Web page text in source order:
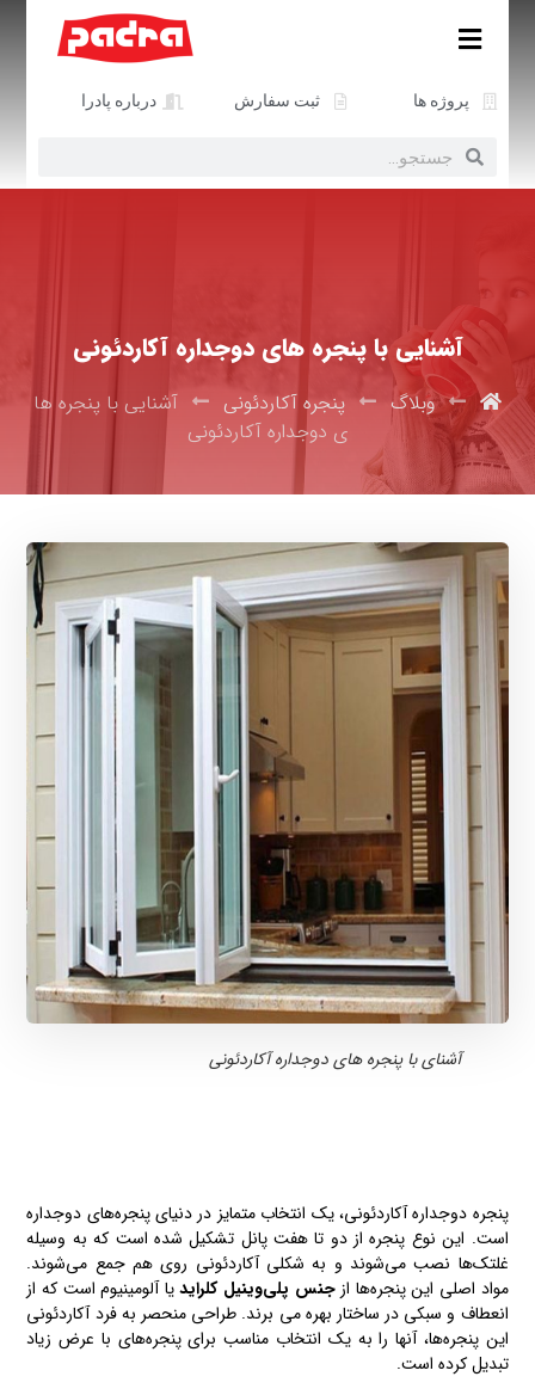
پروژه ها ثبت سفارش درباره پادرا
آشنایی با پنجره های دوجداره آکاردئونی
وبلاگ پنجره آکاردئونی
آشنایی با پنجره ها
ی دوجداره آکاردئونی
آشنای با پنجره های دوجداره آکاردئونی
پنجره دوجداره آکاردئونی، یک انتخاب متمایز در دنیای پنجره‌های دوجداره
است. این نوع پنجره از دو تا هفت پانل تشکیل شده‌ است که به وسیله
غلتک‌ها نصب می‌شوند و به شکلی آکاردئونی روی هم جمع می‌شوند.
مواد اصلی این پنجره‌ها ازجنس پلی‌وینیل کلرایدیا آلومینیوم است که از
انعطاف و سبکی در ساختار بهره می برند. طراحی منحصر به فرد آکاردئونی
این پنجره‌ها، آنها را به یک انتخاب مناسب برای پنجره‌های با عرض زیاد
تبدیل کرده است.